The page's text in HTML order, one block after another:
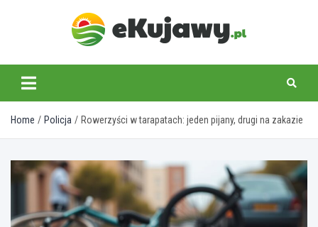
ekujawy.pl
Home Policja Rowerzyści w tarapatach: jeden pijany, drugi na zakazie